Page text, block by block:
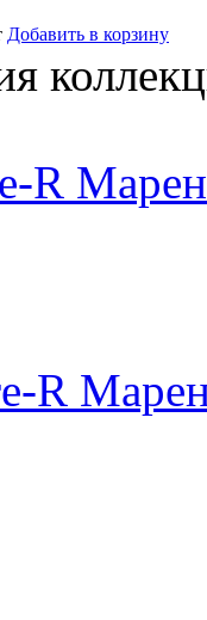
Добавить в корзину
R
R